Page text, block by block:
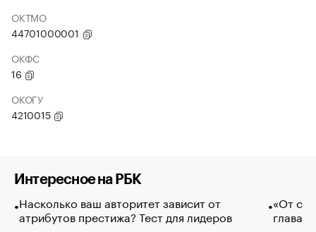
ОКТМО
44701000001
ОКФС
16
ОКОГУ
4210015
Интересное на РБК
Насколько ваш авторитет зависит от
атрибутов престижа? Тест для лидеров
«От
глава